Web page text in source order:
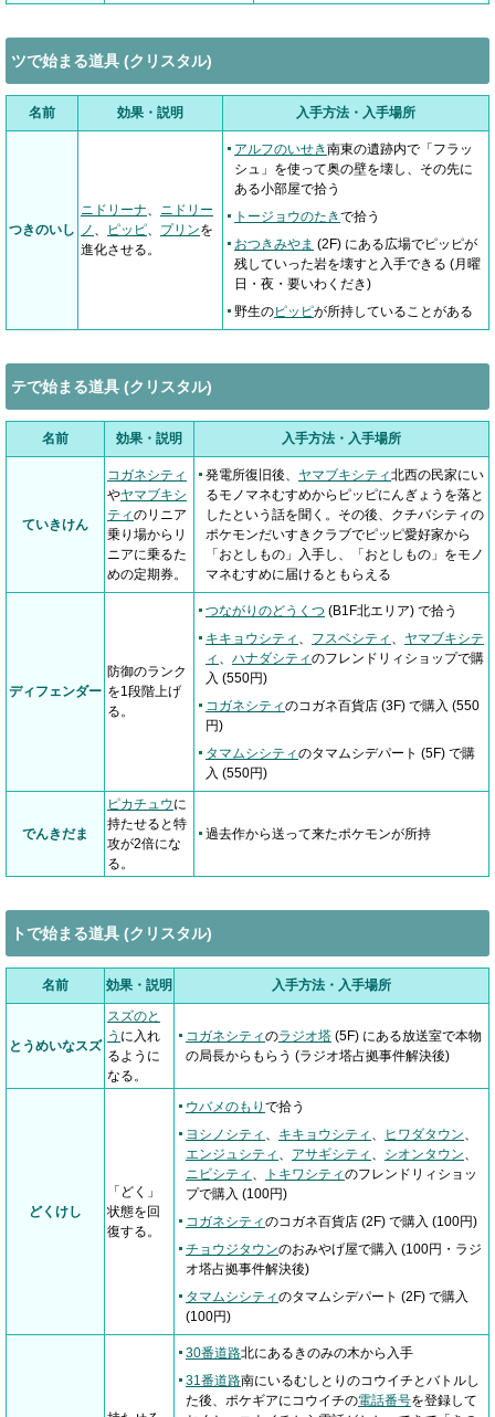
ツで始まる道具 (クリスタル)
名前 効果・説明 入手方法・入手場所
つきのいし
ニドリーナ、 ニドリー
ノ 、 ピッピ、 プリンを
進化させる。
アルフのいせき南東の遺跡内で「フラッ
シュ」を使って奥の壁を壊し、その先に
ある小部屋で拾う
トージョウのたきで拾う
おつきみやま (2F) にある広場でピッピが
残していった岩を壊すと入手できる (月曜
日・夜・要いわくだき)
野生のピッピが所持していることがある
テで始まる道具 (クリスタル)
名前 効果・説明 入手方法・入手場所
ていきけん
コガネシティ
やヤマブキシ
ティのリニア
乗り場からリ
ニアに乗るた
めの定期券。
発電所復旧後、 ヤマブキシティ北西の民家にい
るモノマネむすめからピッピにんぎょうを落と
したという話を聞く。その後、クチバシティの
ポケモンだいすきクラブでピッピ愛好家から
「おとしもの」入手し、「おとしもの」をモノ
マネむすめに届けるともらえる
ディフェンダー
防御のランク
を1段階上げ
る。
つながりのどうくつ (B1F北エリア) で拾う
キキョウシティ 、 フスベシティ 、 ヤマブキシテ
ィ 、 ハナダシティのフレンドリィショップで購
入 (550円)
コガネシティのコガネ百貨店 (3F) で購入 (550
円)
タマムシシティのタマムシデパート (5F) で購
入 (550円)
でんきだま
ピカチュウに
持たせると特
攻が2倍にな
る。
過去作から送って来たポケモンが所持
トで始まる道具 (クリスタル)
名前 効果・説明 入手方法・入手場所
とうめいなスズ
スズのと
う に入れ
るように
なる。
コガネシティのラジオ塔 (5F) にある放送室で本物
の局長からもらう (ラジオ塔占拠事件解決後)
どくけし
「どく」
状態を回
復する。
ウバメのもり で拾う
ヨシノシティ 、 キキョウシティ 、 ヒワダタウン、
エンジュシティ 、 アサギシティ 、 シオンタウン、
ニビシティ 、 トキワシティのフレンドリィショッ
プで購入 (100円)
コガネシティのコガネ百貨店 (2F) で購入 (100円)
チョウジタウンのおみやげ屋で購入 (100円・ラジ
オ塔占拠事件解決後)
タマムシシティのタマムシデパート (2F) で購入
(100円)
30番道路北にあるきのみの木から入手
31番道路南にいるむしとりのコウイチとバトルし
た後、ポケギアにコウイチの電話番号を登録して